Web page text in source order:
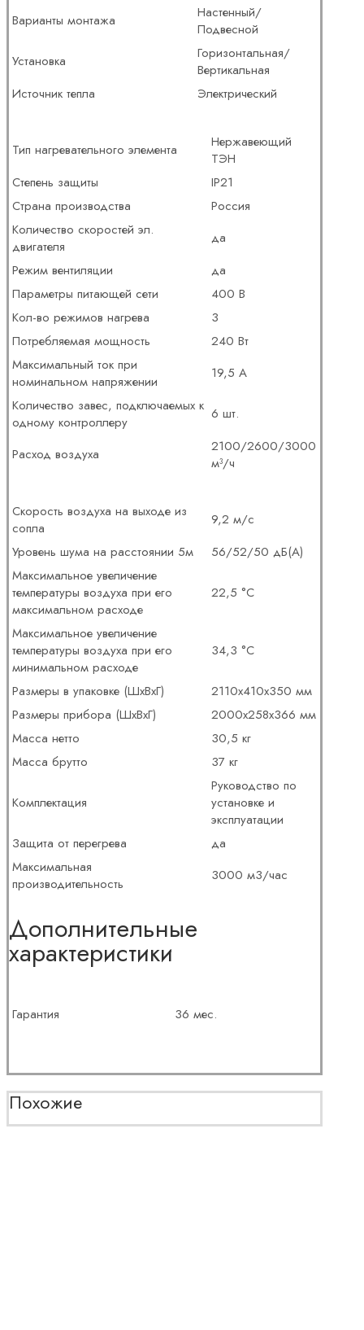
Варианты монтажа
Настенный/
Подвесной
Установка
Горизонтальная/
Вертикальная
Источник тепла
Электрический
Тип нагревательного элемента
Нержавеющий
ТЭН
Степень защиты
IP21
Страна производства
Россия
Количество скоростей эл.
двигателя
да
Режим вентиляции
да
Параметры питающей сети
400 В
Кол-во режимов нагрева
3
Потребляемая мощность
240 Вт
Максимальный ток при
номинальном напряжении
19,5 А
Количество завес, подключаемых к
одному контроллеру
6 шт.
Расход воздуха
2100/2600/3000
м³/ч
Скорость воздуха на выходе из
сопла
9,2 м/с
Уровень шума на расстоянии 5м
56/52/50 дБ(А)
Максимальное увеличение
температуры воздуха при его
максимальном расходе
22,5 °С
Максимальное увеличение
температуры воздуха при его
минимальном расходе
34,3 °С
Размеры в упаковке (ШхВхГ)
2110х410х350 мм
Размеры прибора (ШхВхГ)
2000х258х366 мм
Масса нетто
30,5 кг
Масса брутто
37 кг
Комплектация
Руководство по
установке и
эксплуатации
Защита от перегрева
да
Максимальная
производительность
3000 м3/час
Дополнительные
характеристики
Гарантия 36 мес.
Похожие